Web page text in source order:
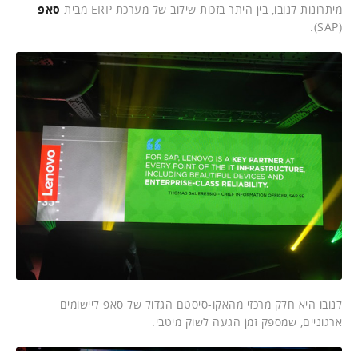
מיתרונות לנובו, בין היתר בזכות שילוב של מערכת ERP מבית
סאפ
(SAP).
לנובו היא חלק מרכזי מהאקו-סיסטם הגדול של סאפ ליישומים
ארגוניים, שמספק זמן הגעה לשוק מיטבי.